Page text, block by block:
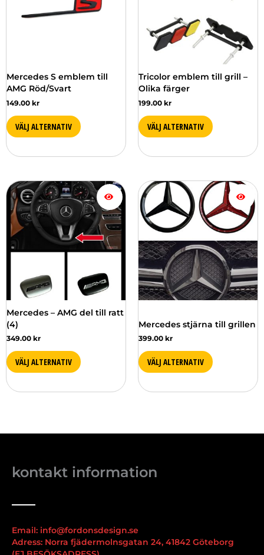
Mercedes S emblem till
AMG Röd/Svart
149.00 kr
VÄLJ ALTERNATIV
Tricolor emblem till grill –
Olika färger
199.00 kr
VÄLJ ALTERNATIV
olika
alternativen
på
produktsidan
Mercedes – AMG del till ratt
(4)
349.00 kr
VÄLJ ALTERNATIV
Den
här
produkten
har
flera
varianter.
alternativen
kan
på
produktsidan
Mercedes stjärna till grillen
399.00 kr
VÄLJ ALTERNATIV
Den
här
produkten
har
flera
varianter.
De
olika
alternativen
kan
produktsidan
kontakt information
Email: info@fordonsdesign.se
Adress: Norra fjädermolnsgatan 24, 41842 Göteborg